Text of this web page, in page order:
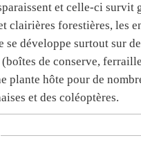
et celle-ci survit
clairières forestières, les
se développe surtout sur
de conserve,
plante hôte pour de
et des coléoptères.